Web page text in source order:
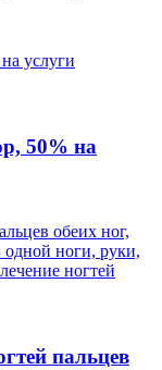
50% на
пальцев